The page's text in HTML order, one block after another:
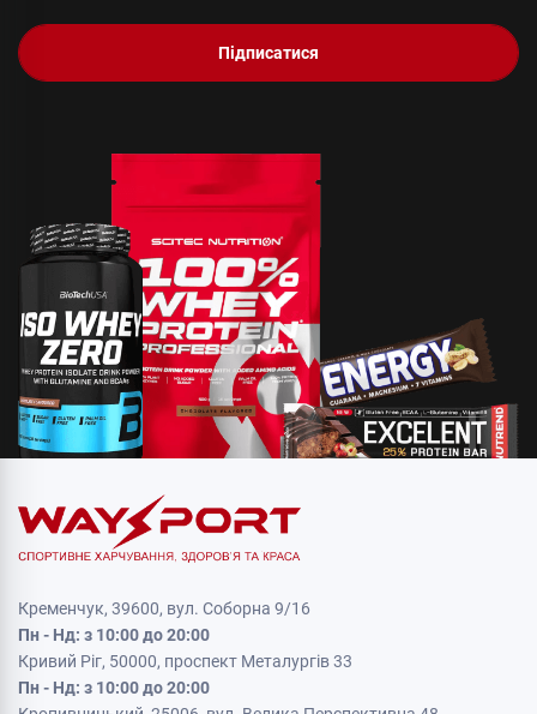
Підписатися
Кременчук, 39600, вул. Соборна 9/16
Пн - Нд: з 10:00 до 20:00
Кривий Ріг, 50000, проспект Металургів 33
Пн - Нд: з 10:00 до 20:00